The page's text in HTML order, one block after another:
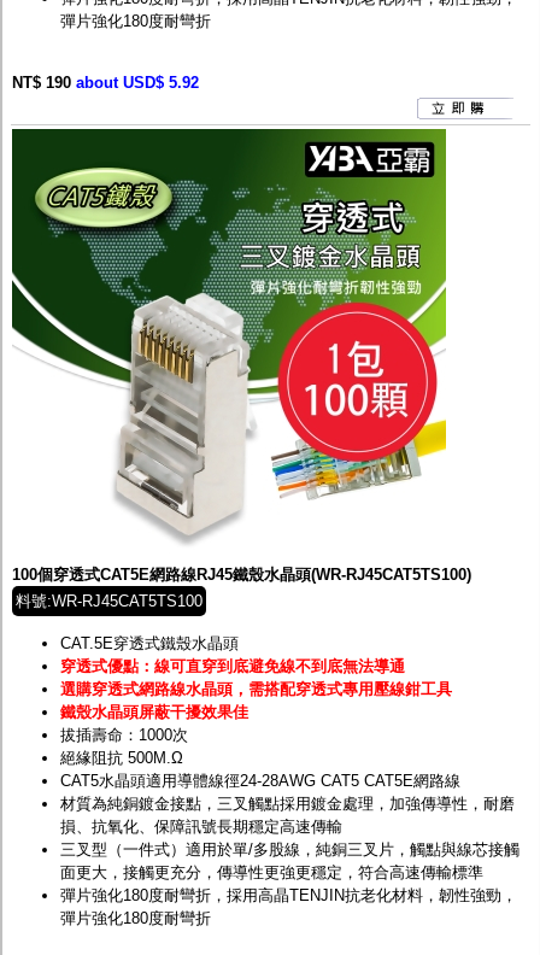
彈片強化180度耐彎折
NT$ 190 about USD$ 5.92
100個穿透式CAT5E網路線RJ45鐵殼水晶頭(WR-RJ45CAT5TS100)
料號:WR-RJ45CAT5TS100
CAT.5E穿透式鐵殼水晶頭
穿透式優點：線可直穿到底避免線不到底無法導通
選購穿透式網路線水晶頭，需搭配穿透式專用壓線鉗工具
鐵殼水晶頭屏蔽干擾效果佳
拔插壽命：1000次
絕緣阻抗 500M.Ω
CAT5水晶頭適用導體線徑24-28AWG CAT5 CAT5E網路線
材質為純銅鍍金接點，三叉觸點採用鍍金處理，加強傳導性，耐磨
損、抗氧化、保障訊號長期穩定高速傳輸
三叉型（一件式）適用於單/多股線，純銅三叉片，觸點與線芯接觸
面更大，接觸更充分，傳導性更強更穩定，符合高速傳輸標準
彈片強化180度耐彎折，採用高晶TENJIN抗老化材料，韌性強勁，
彈片強化180度耐彎折